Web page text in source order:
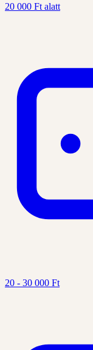
20 000 Ft alatt
20 - 30 000 Ft